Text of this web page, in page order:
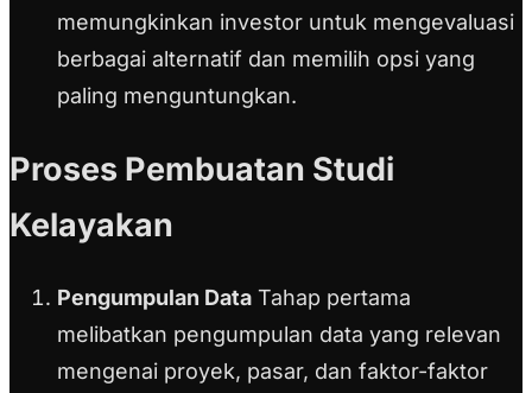
memungkinkan investor untuk mengevaluasi
berbagai alternatif dan memilih opsi yang
paling menguntungkan.
Proses Pembuatan Studi
Kelayakan
Pengumpulan Data Tahap pertama
melibatkan pengumpulan data yang relevan
mengenai proyek, pasar, dan faktor-faktor